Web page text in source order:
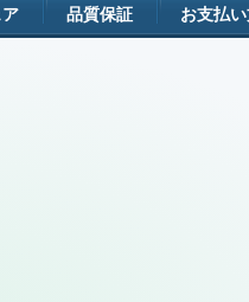
品質保証 お支払